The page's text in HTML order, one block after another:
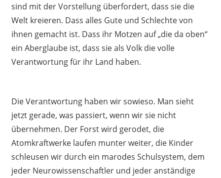
sind mit der Vorstellung überfordert, dass sie die
Welt kreieren. Dass alles Gute und Schlechte von
ihnen gemacht ist. Dass ihr Motzen auf „die da oben“
ein Aberglaube ist, dass sie als Volk die volle
Verantwortung für ihr Land haben.
Die Verantwortung haben wir sowieso. Man sieht
jetzt gerade, was passiert, wenn wir sie nicht
übernehmen. Der Forst wird gerodet, die
Atomkraftwerke laufen munter weiter, die Kinder
schleusen wir durch ein marodes Schulsystem, dem
jeder Neurowissenschaftler und jeder anständige